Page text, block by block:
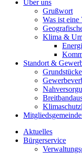
Über uns
Grußwort
Was ist eine
Klima &
Standort &
Grundstücke
Aktuelles
Bürgerservice